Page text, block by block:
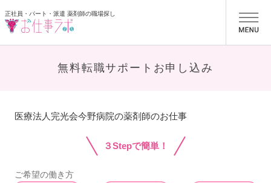
正社員・パート・派遣 薬剤師の職場探し
無料転職サポートお申し込み
医療法人完光会今野病院の薬剤師のお仕事
３Stepで簡単！
ご希望の働き方